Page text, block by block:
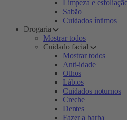
Limpeza e
Sabão
Cuidados íntimos
Drogaria
Mostrar todos
Cuidado facial
Mostrar todos
Anti-idade
Olhos
Lábios
Cuidados noturnos
Creche
Dentes
Fazer a barba